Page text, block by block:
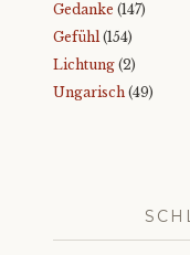
Gedanke (147)
Gefühl(154)
Lichtung(2)
Ungarisch(49)